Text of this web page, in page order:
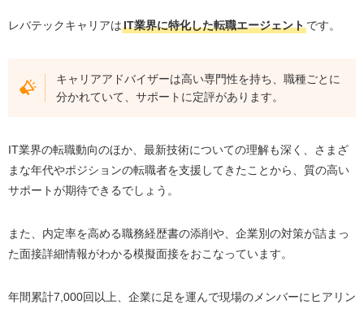
レバテックキャリアはIT業界に特化した転職エージェントです。
キャリアアドバイザーは高い専門性を持ち、職種ごとに
分かれていて、サポートに定評があります。
IT業界の転職動向のほか、最新技術についての理解も深く、さまざ
まな年代やポジションの転職者を支援してきたことから、質の高い
サポートが期待できるでしょう。
また、内定率を高める職務経歴書の添削や、企業別の対策が詰まっ
た面接詳細情報がわかる模擬面接をおこなっています。
年間累計7,000回以上、企業に足を運んで現場のメンバーにヒアリン